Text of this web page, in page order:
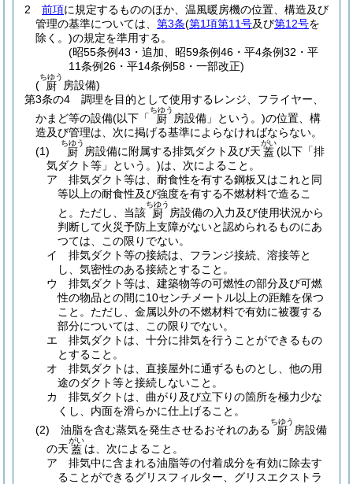
2
前項に規定するもののほか、温風暖房機の位置、構造及び
管理の基準については、 第3条(第1項第11号及び第12号を
除く。)の規定を準用する。
(昭55条例43・追加、昭59条例46・平4条例32・平
11条例26・平14条例58・一部改正)
(
厨
ちゆう
房設備)
第3条の4
調理を目的として使用するレンジ、フライヤー、
かまど等の設備(以下「 厨
ちゆう
房設備」という。)の位置、構
造及び管理は、次に掲げる基準によらなければならない。
(1)
厨
ちゆう
房設備に附属する排気ダクト及び天 蓋
がい
(以下「排
気ダクト等」という。)は、次によること。
ア
排気ダクト等は、耐食性を有する鋼板又はこれと同
等以上の耐食性及び強度を有する不燃材料で造るこ
と。 ただし、当該 厨
ちゆう
房設備の入力及び使用状況から
判断して火災予防上支障がないと認められるものにあ
つては、この限りでない。
イ
排気ダクト等の接続は、フランジ接続、溶接等と
し、気密性のある接続とすること。
ウ
排気ダクト等は、建築物等の可燃性の部分及び可燃
性の物品との間に10センチメートル以上の距離を保つ
こと。 ただし、金属以外の不燃材料で有効に被覆する
部分については、この限りでない。
エ
排気ダクトは、十分に排気を行うことができるもの
とすること。
オ
排気ダクトは、直接屋外に通ずるものとし、他の用
途のダクト等と接続しないこと。
カ
排気ダクトは、曲がり及び立下りの箇所を極力少な
くし、内面を滑らかに仕上げること。
(2)
油脂を含む蒸気を発生させるおそれのある 厨
ちゆう
房設備
の天 蓋
がい
は、次によること。
ア
排気中に含まれる油脂等の付着成分を有効に除去す
ることができるグリスフィルター、グリスエクストラ